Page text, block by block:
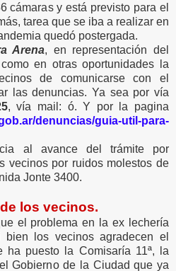
cámaras y está previsto para el
tarea que se iba a realizar en
quedó postergada.
Arena, en representación del
en otras oportunidades la
de comunicarse con el
las denuncias. Ya sea por vía
, vía mail: ó. Y por la pagina
denuncias/guia-util-para-
al avance del trámite por
vecinos por ruidos molestos de
Jonte 3400.
los vecinos.
el problema en la ex lechería
los vecinos agradecen el
ha puesto la Comisaría 11ª, la
Gobierno de la Ciudad que ya